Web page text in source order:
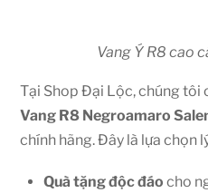
Vang Ý R8 cao
Tại Shop Đại Lộc, chúng tôi
Vang R8 Negroamaro
chính hãng. Đây là lựa chọn
Quà tặng độc đáo cho